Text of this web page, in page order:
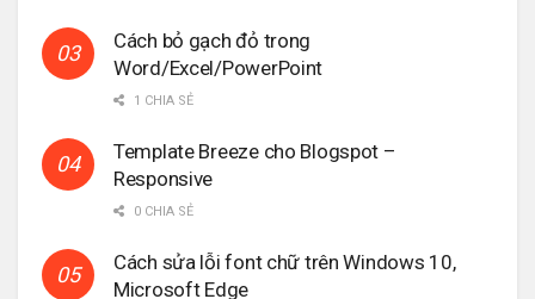
Cách bỏ gạch đỏ trong
Word/Excel/PowerPoint
1 CHIA SẺ
Template Breeze cho Blogspot –
Responsive
0 CHIA SẺ
Cách sửa lỗi font chữ trên Windows 10,
Microsoft Edge